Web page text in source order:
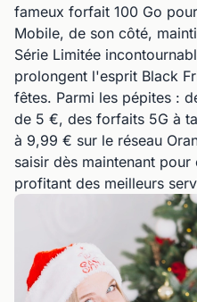
fameux forfait 100 Go
Mobile, de son côté,
Série Limitée
prolongent l'esprit Black
fêtes. Parmi les pépites :
de 5 €, des forfaits 5G à
à 9,99 € sur le réseau
saisir dès maintenant
profitant des meilleurs